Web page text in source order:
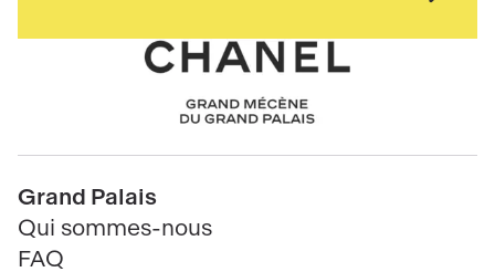
de
Chanel
Pied
de
page
Grand Palais
Qui sommes-nous
FAQ